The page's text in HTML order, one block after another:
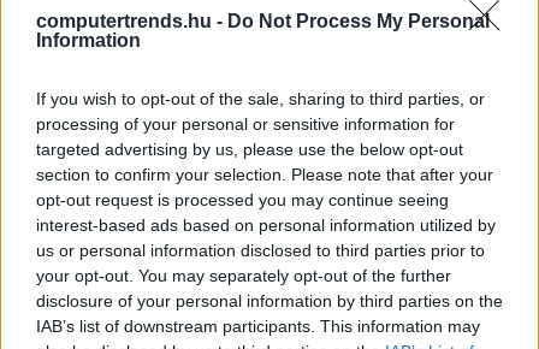
computertrends.hu - Do Not Process My Personal
Information
If you wish to opt-out of the sale, sharing to third parties, or
processing of your personal or sensitive information for
targeted advertising by us, please use the below opt-out
section to confirm your selection. Please note that after your
opt-out request is processed you may continue seeing
interest-based ads based on personal information utilized by
us or personal information disclosed to third parties prior to
your opt-out. You may separately opt-out of the further
disclosure of your personal information by third parties on the
IAB’s list of downstream participants. This information may
Kristálygömb nélkül megjósolni a
jövőt
Megjósolhatók a focimeccs-
eredmények?
Céginfo| 2019.09.23 19:01
Magyar egyetemistákat ünnepelt
a tech világ New Yorkban
Biztonság | 2018.05.04 08:42
Életeket keserít meg az internetes